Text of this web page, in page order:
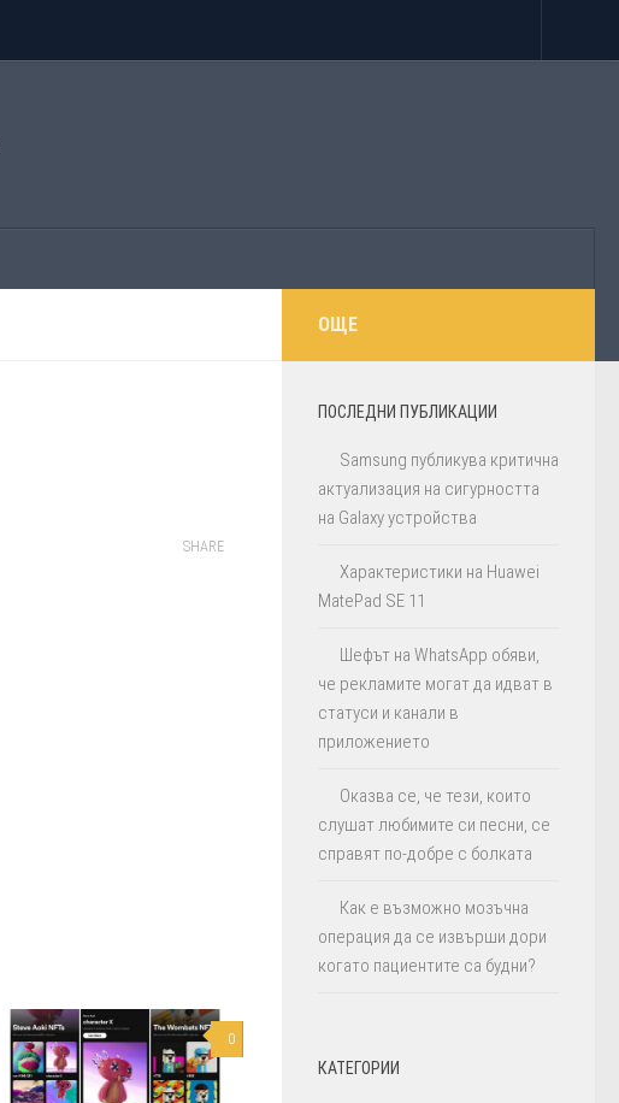
SHARE
0
ОЩЕ
ПОСЛЕДНИ ПУБЛИКАЦИИ
Samsung публикува критична
актуализация на сигурността
на Galaxy устройства
Характеристики на Huawei
MatePad SE 11
Шефът на WhatsApp обяви,
че рекламите могат да идват в
статуси и канали в
приложението
Оказва се, че тези, които
слушат любимите си песни, се
справят по-добре с болката
Как е възможно мозъчна
операция да се извърши дори
когато пациентите са будни?
КАТЕГОРИИ